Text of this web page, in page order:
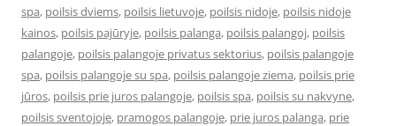
spa, poilsis dviems, poilsis lietuvoje, poilsis nidoje, poilsis nidoje
kainos, poilsis pajūryje, poilsis palanga, poilsis palangoj, poilsis
palangoje, poilsis palangoje privatus sektorius, poilsis palangoje
spa, poilsis palangoje su spa, poilsis palangoje ziema, poilsis prie
jūros, poilsis prie juros palangoje, poilsis spa, poilsis su nakvyne,
poilsis sventojoje, pramogos palangoje, prie juros palanga, prie